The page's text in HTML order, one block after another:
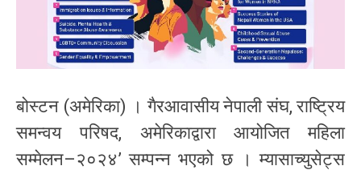
बोस्टन (अमेरिका) । गैरआवासीय नेपाली संघ, राष्ट्रिय
समन्वय परिषद, अमेरिकाद्वारा आयोजित महिला
सम्मेलन–२०२४’ सम्पन्न भएको छ । म्यासाच्युसेट्स